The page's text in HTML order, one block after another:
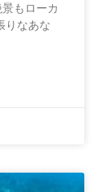
もローカ
りなあな